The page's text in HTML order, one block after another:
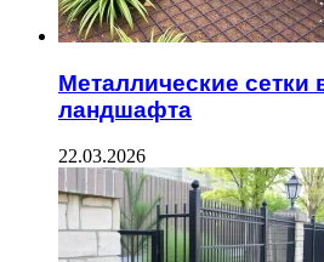
Металлические сетки
ландшафта
22.03.2026